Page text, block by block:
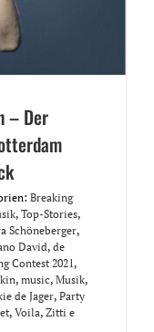
– Der
Breaking
, Top-Stories,
Schöneberger,
David, de
Contest 2021,
, music, Musik,
de Jager, Party
, Voila, Zitti e